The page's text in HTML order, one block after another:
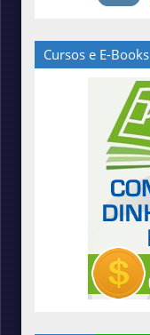
Cursos e E-Books